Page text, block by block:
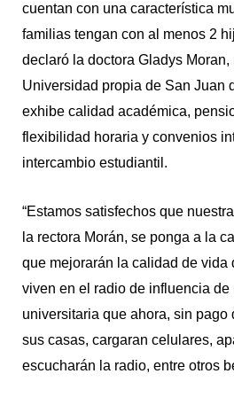
cuentan con una característica
familias tengan con al menos 2
declaró la doctora Gladys
Universidad propia de San Juan
exhibe calidad académica,
flexibilidad horaria y convenios
intercambio estudiantil.
“Estamos satisfechos que
la rectora Morán, se ponga a la
que mejorarán la calidad de vida
viven en el radio de influencia de
universitaria que ahora, sin pago
sus casas, cargaran celulares,
escucharán la radio, entre otros